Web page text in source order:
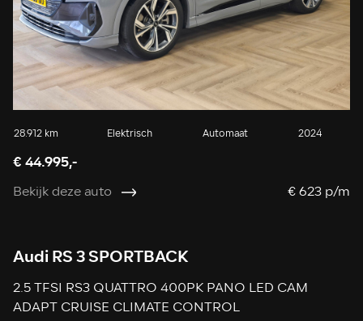
28.912 km Elektrisch Automaat 2024
€ 44.995,-
Bekijk deze auto € 623 p/m
Audi RS 3 SPORTBACK
2.5 TFSI RS3 QUATTRO 400PK PANO LED CAM
ADAPT CRUISE CLIMATE CONTROL